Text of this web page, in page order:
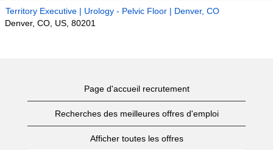
Territory Executive | Urology - Pelvic Floor | Denver, CO
Denver, CO, US, 80201
Page d'accueil recrutement
Recherches des meilleures offres d'emploi
Afficher toutes les offres